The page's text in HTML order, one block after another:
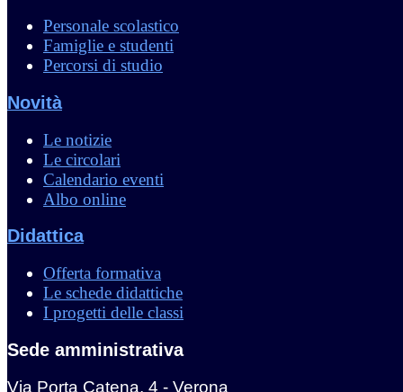
Personale scolastico
Famiglie e studenti
Percorsi di studio
Novità
Le notizie
Le circolari
Calendario eventi
Albo online
Didattica
Offerta formativa
Le schede didattiche
I progetti delle classi
Sede amministrativa
Via Porta Catena, 4 - Verona